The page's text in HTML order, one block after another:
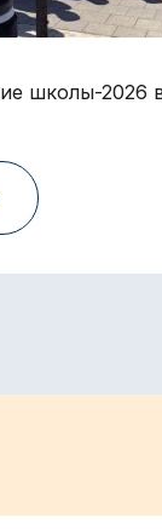
школы-2026